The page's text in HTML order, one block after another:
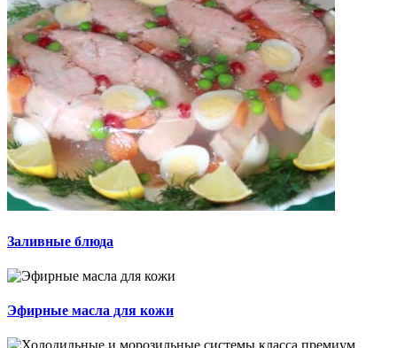
Заливные блюда
Эфирные масла для кожи